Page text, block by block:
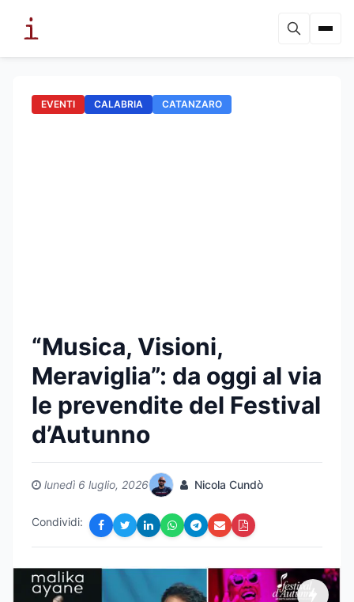
EVENTI CALABRIA CATANZARO
“Musica, Visioni,
Meraviglia”: da oggi al via
le prevendite del Festival
d’Autunno
lunedì 6 luglio, 2026 Nicola Cundò
Condividi: